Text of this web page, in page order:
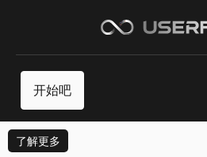
开始吧
了解更多